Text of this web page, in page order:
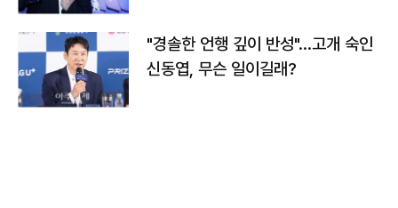
"경솔한 언행 깊이 반성"…고개 숙인
신동엽, 무슨 일이길래?